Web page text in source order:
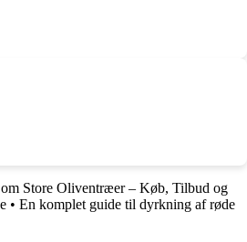
Store Oliventræer – Køb, Tilbud og
• En komplet guide til dyrkning af røde